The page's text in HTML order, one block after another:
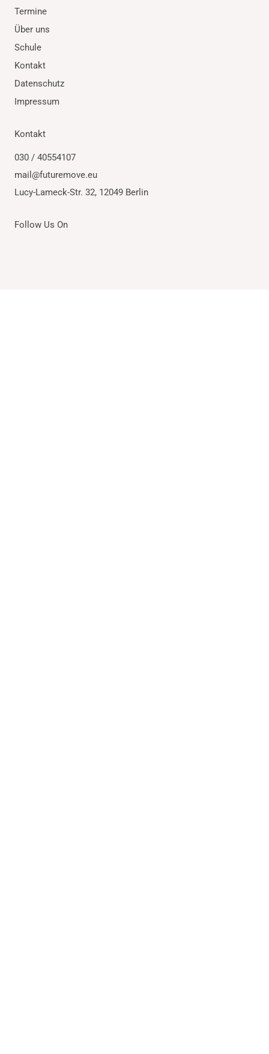
Termine
Über uns
Schule
Kontakt
Datenschutz
Impressum
Kontakt
030 / 40554107
mail@futuremove.eu
Lucy-Lameck-Str. 32, 12049 Berlin
Follow Us On